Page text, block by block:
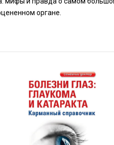
органе.